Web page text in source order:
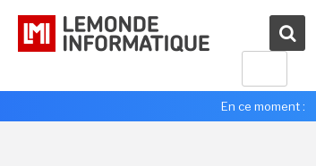
En ce moment :